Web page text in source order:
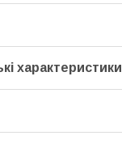
характеристики